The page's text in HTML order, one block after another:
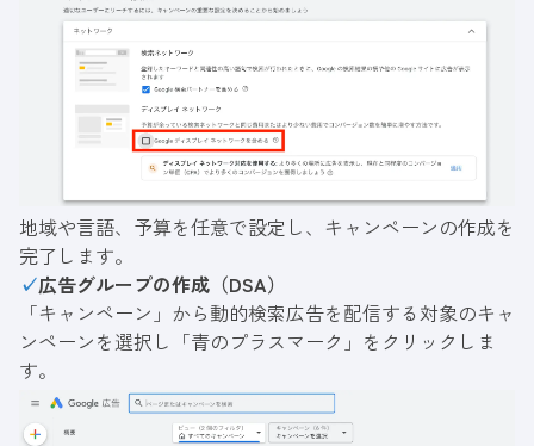
地域や言語、予算を任意で設定し、キャンペーンの作成を
完了します。
✓広告グループの作成（DSA）
「キャンペーン」から動的検索広告を配信する対象のキャ
ンペーンを選択し「青のプラスマーク」をクリックしま
す。